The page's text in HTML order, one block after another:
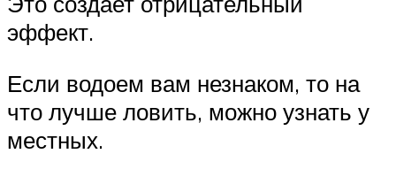
эффект.
Если водоем вам незнаком, то на
что лучше ловить, можно узнать у
местных.